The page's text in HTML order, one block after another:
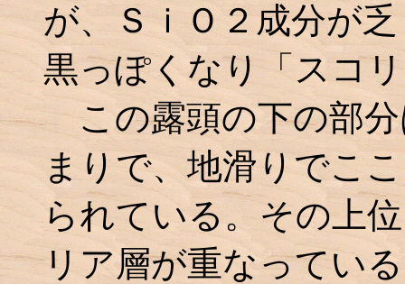
が、ＳｉＯ２成分が
黒っぽくなり「スコ
この露頭の下の部分
まりで、地滑りでこ
られている。その上
リア層が重なってい